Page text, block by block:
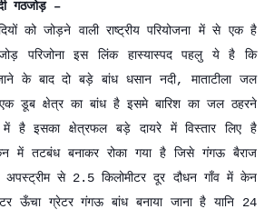
गठजोड़ –
को जोड़ने वाली राष्ट्रीय परियोजना में से एक है
परिजोना इस लिंक हास्यास्पद पहलु ये है कि
के बाद दो बड़े बांध धसान नदी, माताटीला जल
एक डूब क्षेत्र का बांध है इसमे बारिश का जल ठहरने
है इसका क्षेत्रफल बड़े दायरे में विस्तार लिए है
में तटबंध बनाकर रोका गया है जिसे गंगऊ बैराज
से 2.5 किलोमीटर दूर दौधन गाँव में केन
ऊँचा ग्रेटर गंगऊ बांध बनाया जाना है यानि 24